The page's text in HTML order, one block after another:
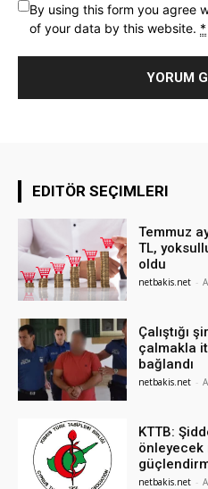
By using this form you agree
of your data by this website. *
EDITÖR SEÇIMLERI
Temmuz
TL,
oldu
netbakis.net -
Çalıştığı
çalmakla
bağlandı
netbakis.net -
KTTB:
önleyecek
netbakis.net -